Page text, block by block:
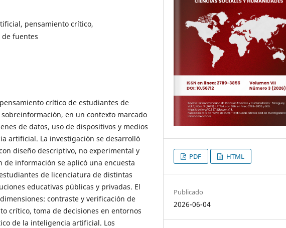
pensamiento crítico,
fuentes
crítico de estudiantes de
en un contexto marcado
de datos, uso de dispositivos y medios
artificial. La investigación se desarrolló
diseño descriptivo, no experimental y
de información se aplicó una encuesta
de licenciatura de distintas
educativas públicas y privadas. El
contraste y verificación de
crítico, toma de decisiones en entornos
de la inteligencia artificial. Los
PDF HTML
Publicado
2026-06-04